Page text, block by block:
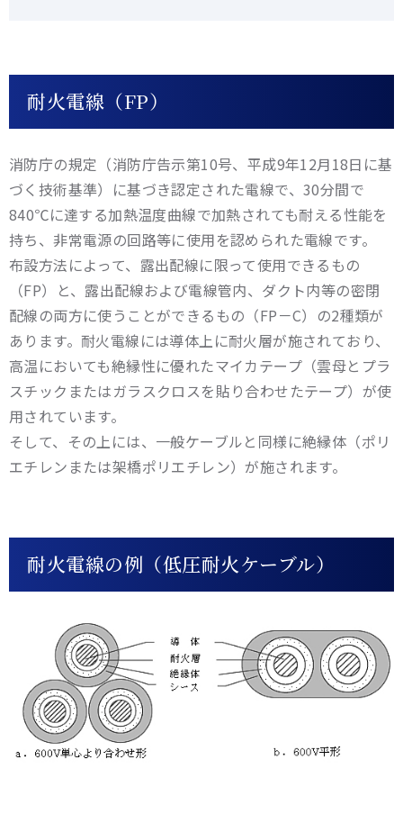
耐火電線（FP）
消防庁の規定（消防庁告示第10号、平成9年12月18日に基
づく技術基準）に基づき認定された電線で、30分間で
840℃に達する加熱温度曲線で加熱されても耐える性能を
持ち、非常電源の回路等に使用を認められた電線です。
布設方法によって、露出配線に限って使用できるもの
（FP）と、露出配線および電線管内、ダクト内等の密閉
配線の両方に使うことができるもの（FP－C）の2種類が
あります。耐火電線には導体上に耐火層が施されており、
高温においても絶縁性に優れたマイカテープ（雲母とプラ
スチックまたはガラスクロスを貼り合わせたテープ）が使
用されています。
そして、その上には、一般ケーブルと同様に絶縁体（ポリ
エチレンまたは架橋ポリエチレン）が施されます。
耐火電線の例（低圧耐火ケーブル）